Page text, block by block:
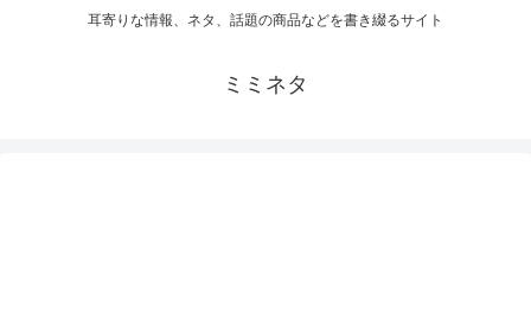
耳寄りな情報、ネタ、話題の商品などを書き綴るサイト
ミミネタ